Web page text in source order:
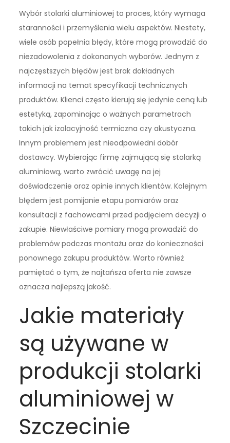
Wybór stolarki aluminiowej to proces, który wymaga
staranności i przemyślenia wielu aspektów. Niestety,
wiele osób popełnia błędy, które mogą prowadzić do
niezadowolenia z dokonanych wyborów. Jednym z
najczęstszych błędów jest brak dokładnych
informacji na temat specyfikacji technicznych
produktów. Klienci często kierują się jedynie ceną lub
estetyką, zapominając o ważnych parametrach
takich jak izolacyjność termiczna czy akustyczna.
Innym problemem jest nieodpowiedni dobór
dostawcy. Wybierając firmę zajmującą się stolarką
aluminiową, warto zwrócić uwagę na jej
doświadczenie oraz opinie innych klientów. Kolejnym
błędem jest pomijanie etapu pomiarów oraz
konsultacji z fachowcami przed podjęciem decyzji o
zakupie. Niewłaściwe pomiary mogą prowadzić do
problemów podczas montażu oraz do konieczności
ponownego zakupu produktów. Warto również
pamiętać o tym, że najtańsza oferta nie zawsze
oznacza najlepszą jakość.
Jakie materiały
są używane w
produkcji stolarki
aluminiowej w
Szczecinie